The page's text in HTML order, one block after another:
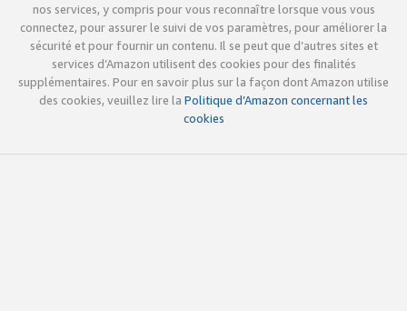
nos services, y compris pour vous reconnaître lorsque vous vous
connectez, pour assurer le suivi de vos paramètres, pour améliorer la
sécurité et pour fournir un contenu. Il se peut que d’autres sites et
services d’Amazon utilisent des cookies pour des finalités
supplémentaires. Pour en savoir plus sur la façon dont Amazon utilise
des cookies, veuillez lire la Politique d’Amazon concernant les
cookies